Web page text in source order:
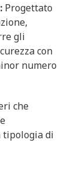
Progettato
gli
con
numero
che
tipologia di